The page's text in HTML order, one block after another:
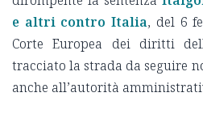
e altri contro Italia, del 6
Corte Europea dei diritti
tracciato la strada da seguire
anche all’autorità